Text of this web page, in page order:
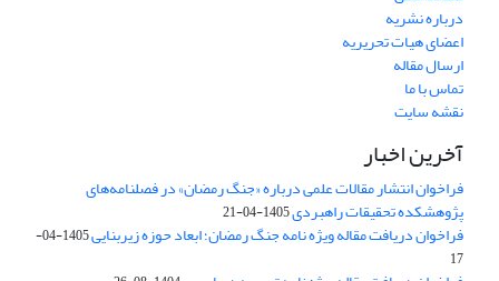
درباره نشریه
اعضای هیات تحریریه
ارسال مقاله
تماس با ما
نقشه سایت
آخرین اخبار
فراخوان انتشار مقالات علمی درباره «جنگ رمضان» در فصلنامه‌های
پژوهشکده تحقیقات راهبردی1405-04-21
فراخوان دریافت مقاله ویژه نامه جنگ رمضان؛ ابعاد حوزه زیربنایی
1405-04-
17